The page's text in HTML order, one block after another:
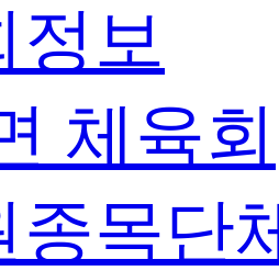
정보
체육회
종목단